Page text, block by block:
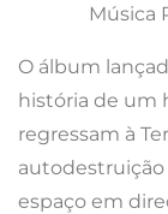
O álbum
história de um
regressam à
autodestruição
espaço em